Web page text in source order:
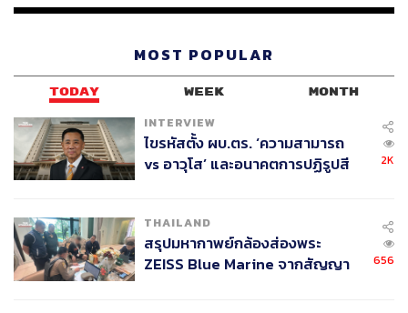
สุดารัตน์ เกยุราพันธุ์
ภูมิธรรม เวชยชัย
พรรคเพื่อไทย
130
ธนกร วงษ์ปัญญา
บรรณาธิการข่าวในประเทศ กอง
บรรณาธิการข่าว THE STANDARD
MOST POPULAR
TODAY WEEK MONTH
INTERVIEW
ไขรหัสตั้ง ผบ.ตร. ‘ความสามารถ
vs อาวุโส’ และอนาคตการปฏิรูปสี
2K
THAILAND
สรุปมหากาพย์กล้องส่องพระ
ZEISS Blue Marine จากสัญญา
656